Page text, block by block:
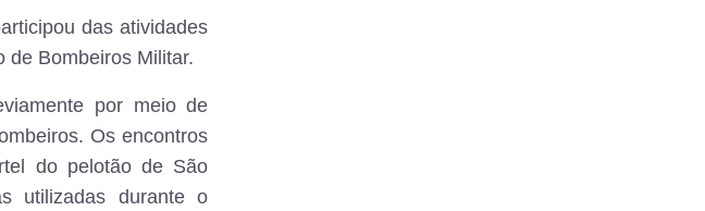
das atividades
de Bombeiros Militar.
por meio de
Os encontros
do pelotão de São
utilizadas durante o